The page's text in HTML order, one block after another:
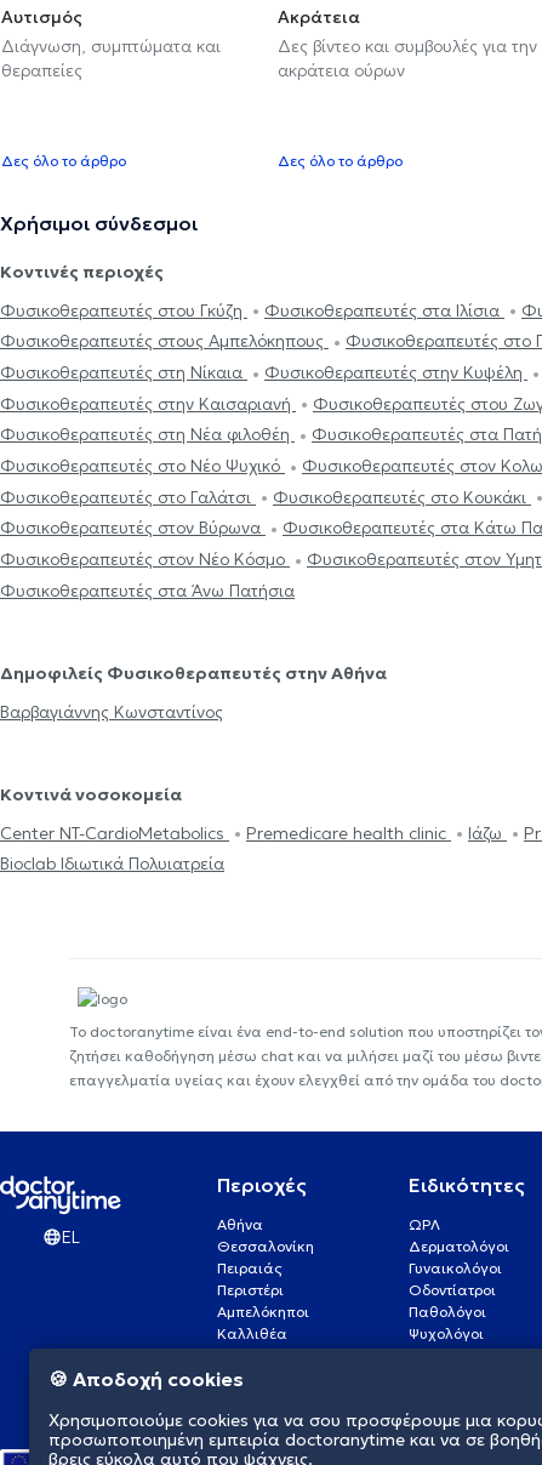
Αυτισμός
Διάγνωση, συμπτώματα και
θεραπείες
Δες όλο το άρθρο
Ακράτεια
Δες βίντεο και συμβουλές για την
ακράτεια ούρων
Δες όλο το άρθρο
Χρήσιμοι σύνδεσμοι
Κοντινές περιοχές
Φυσικοθεραπευτές στου Γκύζη
Φυσικοθεραπευτές στα Ιλίσια
Φυσικοθεραπευτές στους Αμπελόκηπους
Φυσικοθεραπευτές στο
Φυσικοθεραπευτές στη Νίκαια
Φυσικοθεραπευτές στην Κυψέλη
Φυσικοθεραπευτές στην Καισαριανή
Φυσικοθεραπευτές στου
Φυσικοθεραπευτές στη Νέα φιλοθέη
Φυσικοθεραπευτές στα
Φυσικοθεραπευτές στο Νέο Ψυχικό
Φυσικοθεραπευτές στον
Φυσικοθεραπευτές στο Γαλάτσι
Φυσικοθεραπευτές στο Κουκάκι
Φυσικοθεραπευτές στον Βύρωνα
Φυσικοθεραπευτές στα Κάτω
Φυσικοθεραπευτές στον Νέο Κόσμο
Φυσικοθεραπευτές στον
Φυσικοθεραπευτές στα Άνω Πατήσια
Δημοφιλείς Φυσικοθεραπευτές στην Αθήνα
Βαρβαγιάννης Κωνσταντίνος
Κοντινά νοσοκομεία
Center NT-CardioMetabolics
Premedicare health clinic Ιάζω
Bioclab Ιδιωτικά Πολυιατρεία
Το doctoranytime είναι ένα end-to-end solution που υποστηρίζει
ζητήσει καθοδήγηση μέσω chat και να μιλήσει μαζί του μέσω
επαγγελματία υγείας και έχουν ελεγχθεί από την ομάδα του
EL
Περιοχές
Αθήνα
Θεσσαλονίκη
Πειραιάς
Περιστέρι
Αμπελόκηποι
Καλλιθέα
Γλυφάδα
Νέα Σμύρνη
Ειδικότητες
ΩΡΛ
Δερματολόγοι
Γυναικολόγοι
Οδοντίατροι
Παθολόγοι
Ψυχολόγοι
Καρδιολόγοι
🍪 Αποδοχή cookies
Χρησιμοποιούμε cookies για να σου προσφέρουμε μια
προσωποποιημένη εμπειρία doctoranytime και να σε
βρεις εύκολα αυτό που ψάχνεις.